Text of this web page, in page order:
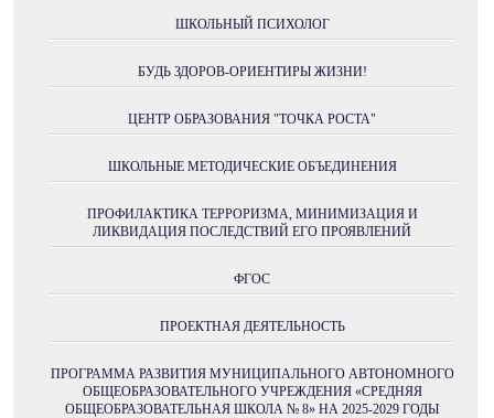
ШКОЛЬНЫЙ ПСИХОЛОГ
БУДЬ ЗДОРОВ-ОРИЕНТИРЫ ЖИЗНИ!
ЦЕНТР ОБРАЗОВАНИЯ "ТОЧКА РОСТА"
ШКОЛЬНЫЕ МЕТОДИЧЕСКИЕ ОБЪЕДИНЕНИЯ
ПРОФИЛАКТИКА ТЕРРОРИЗМА, МИНИМИЗАЦИЯ И
ЛИКВИДАЦИЯ ПОСЛЕДСТВИЙ ЕГО ПРОЯВЛЕНИЙ
ФГОС
ПРОЕКТНАЯ ДЕЯТЕЛЬНОСТЬ
ПРОГРАММА РАЗВИТИЯ МУНИЦИПАЛЬНОГО АВТОНОМНОГО
ОБЩЕОБРАЗОВАТЕЛЬНОГО УЧРЕЖДЕНИЯ «СРЕДНЯЯ
ОБЩЕОБРАЗОВАТЕЛЬНАЯ ШКОЛА № 8» НА 2025-2029 ГОДЫ